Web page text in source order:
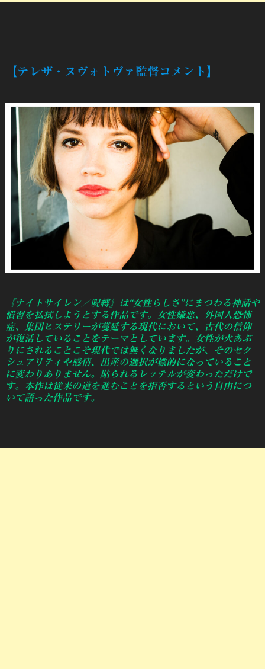
【テレザ・ヌヴォトヴァ監督コメント】
『ナイトサイレン／呪縛』は“女性らしさ”にまつわる神話や
慣習を払拭しようとする作品です。女性嫌悪、外国人恐怖
症、集団ヒステリーが蔓延する現代において、古代の信仰
が復活していることをテーマとしています。女性が火あぶ
りにされることこそ現代では無くなりましたが、そのセク
シュアリティや感情、出産の選択が標的になっていること
に変わりありません。貼られるレッテルが変わっただけで
す。本作は従来の道を進むことを拒否するという自由につ
いて語った作品です。